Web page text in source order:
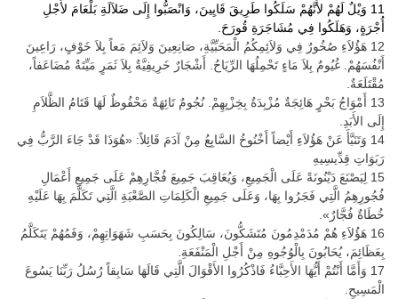
11 وَيْلٌ لَهُمْ لأَنَّهُمْ سَلَكُوا طَرِيقَ قَايِينَ، وَانْصَبُّوا إِلَى ضَلاَلَةِ بَلْعَامَ لأَجْلِ
أُجْرَةٍ، وَهَلَكُوا فِي مُشَاجَرَةِ قُورَحَ.
12 هَؤُلاَءِ صُخُورٌ فِي وَلاَئِمِكُمُ الْمَحَبِّيَّةِ، صَانِعِينَ وَلاَئِمَ مَعاً بِلاَ خَوْفٍ، رَاعِينَ
أَنْفُسَهُمْ. غُيُومٌ بِلاَ مَاءٍ تَحْمِلُهَا الرِّيَاحُ. أَشْجَارٌ خَرِيفِيَّةٌ بِلاَ ثَمَرٍ مَيِّتَةٌ مُضَاعَفاً،
مُقْتَلَعَةٌ.
13 أَمْوَاجُ بَحْرٍ هَائِجَةٌ مُزْبِدَةٌ بِخِزْيِهِمْ. نُجُومٌ تَائِهَةٌ مَحْفُوظٌ لَهَا قَتَامُ الظَّلاَمِ
إِلَى الأَبَدِ.
14 وَتَنَبَّأَ عَنْ هَؤُلاَءِ أَيْضاً أَخْنُوخُ السَّابِعُ مِنْ آدَمَ قَائِلاً: «هُوَذَا قَدْ جَاءَ الرَّبُّ فِي
رَبَوَاتِ قِدِّيسِيهِ
15 لِيَصْنَعَ دَيْنُونَةً عَلَى الْجَمِيعِ، وَيُعَاقِبَ جَمِيعَ فُجَّارِهِمْ عَلَى جَمِيعِ أَعْمَالِ
فُجُورِهِمُ الَّتِي فَجَرُوا بِهَا، وَعَلَى جَمِيعِ الْكَلِمَاتِ الصَّعْبَةِ الَّتِي تَكَلَّمَ بِهَا عَلَيْهِ
خُطَاةٌ فُجَّارٌ».
16 هَؤُلاَءِ هُمْ مُدَمْدِمُونَ مُتَشَكُّونَ، سَالِكُونَ بِحَسَبِ شَهَوَاتِهِمْ، وَفَمُهُمْ يَتَكَلَّمُ
بِعَظَائِمَ، يُحَابُونَ بِالْوُجُوهِ مِنْ أَجْلِ الْمَنْفَعَةِ.
17 وَأَمَّا أَنْتُمْ أَيُّهَا الأَحِبَّاءُ فَاذْكُرُوا الأَقْوَالَ الَّتِي قَالَهَا سَابِقاً رُسُلُ رَبِّنَا يَسُوعَ
الْمَسِيحِ.